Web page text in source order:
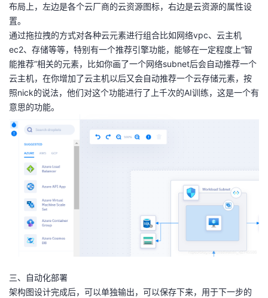
学
堂
我
的
课
程
我
的
认
证
我
的
实
验
我
的
收
持
我
的
技
术
支
持
我
的
云
声
建
议
布局上，左边是各个云厂商的云资源图标，右边是云资源的属性设
置。
通过拖拉拽的方式对各种云元素进行组合比如网络vpc、云主机
ec2、存储等等，特别有一个推荐引擎功能，能够在一定程度上“智
能推荐”相关的元素，比如你画了一个网络subnet后会自动推荐一个
云主机，在你增加了云主机以后又会自动推荐一个云存储元素，按
照nick的说法，他们对这个功能进行了上千次的AI训练，这是一个有
意思的功能。
三、自动化部署
架构图设计完成后，可以单独输出，可以保存下来，用于下一步的